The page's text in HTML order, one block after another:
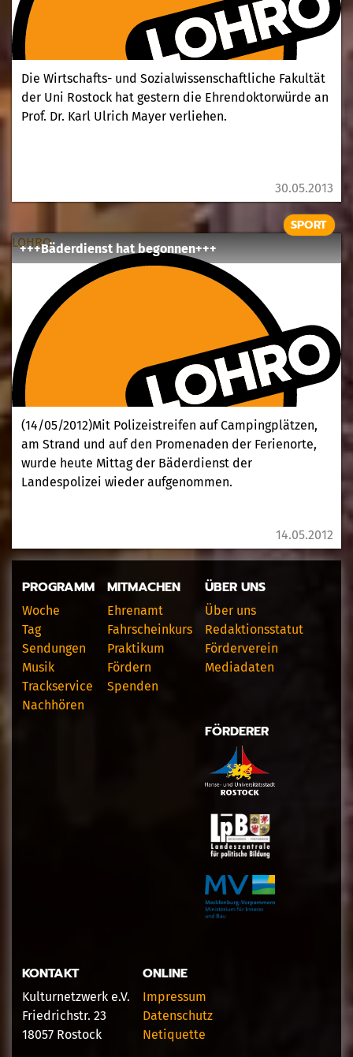
Die Wirtschafts- und Sozialwissenschaftliche Fakultät
der Uni Rostock hat gestern die Ehrendoktorwürde an
Prof. Dr. Karl Ulrich Mayer verliehen.
30.05.2013
LOHRO
+++Bäderdienst hat begonnen+++
SPORT
(14/05/2012)Mit Polizeistreifen auf Campingplätzen,
am Strand und auf den Promenaden der Ferienorte,
wurde heute Mittag der Bäderdienst der
Landespolizei wieder aufgenommen.
14.05.2012
PROGRAMM
Woche
Tag
Sendungen
Musik
Trackservice
Nachhören
MITMACHEN
Ehrenamt
Fahrscheinkurs
Praktikum
Fördern
Spenden
ÜBER UNS
Über uns
Redaktionsstatut
Förderverein
Mediadaten
FÖRDERER
KONTAKT
Kulturnetzwerk e.V.
Friedrichstr. 23
18057 Rostock
ONLINE
Impressum
Datenschutz
Netiquette